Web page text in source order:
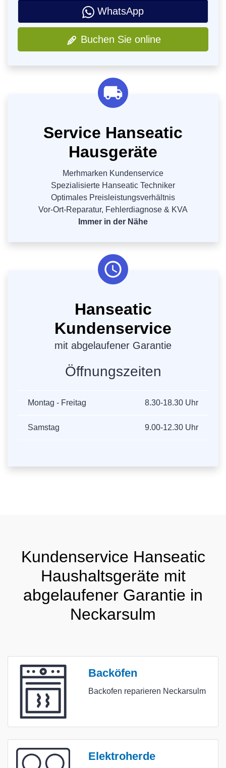
WhatsApp
Buchen Sie online
Service Hanseatic
Hausgeräte
Merhmarken Kundenservice
Spezialisierte Hanseatic Techniker
Optimales Preisleistungsverhältnis
Vor-Ort-Reparatur, Fehlerdiagnose & KVA
Immer in der Nähe
Hanseatic
Kundenservice
mit abgelaufener Garantie
Öffnungszeiten
Montag - Freitag 8.30-18.30 Uhr
Samstag 9.00-12.30 Uhr
Kundenservice Hanseatic
Haushaltsgeräte mit
abgelaufener Garantie in
Neckarsulm
Backöfen
Backofen reparieren Neckarsulm
Elektroherde